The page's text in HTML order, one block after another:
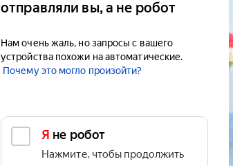
отправляли вы, а не робот
Нам очень жаль, но запросы с вашего
устройства похожи на автоматические.
Почему это могло произойти?
Я не робот
Нажмите, чтобы продолжить